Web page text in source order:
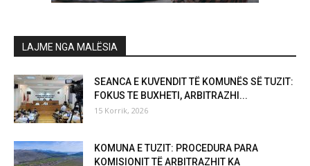
LAJME NGA MALËSIA
SEANCA E KUVENDIT TË KOMUNËS SË TUZIT:
FOKUS TE BUXHETI, ARBITRAZHI...
15 Korrik, 2026
KOMUNA E TUZIT: PROCEDURA PARA
KOMISIONIT TË ARBITRAZHIT KA